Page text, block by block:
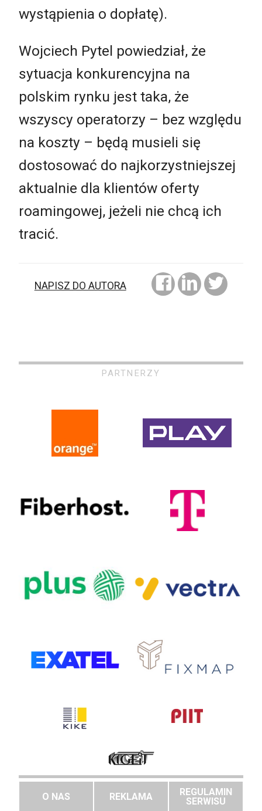
wystąpienia o dopłatę).
Wojciech Pytel powiedział, że
sytuacja konkurencyjna na
polskim rynku jest taka, że
wszyscy operatorzy – bez względu
na koszty – będą musieli się
dostosować do najkorzystniejszej
aktualnie dla klientów oferty
roamingowej, jeżeli nie chcą ich
tracić.
NAPISZ DO AUTORA
PARTNERZY
O NAS REKLAMA
REGULAMIN
SERWISU